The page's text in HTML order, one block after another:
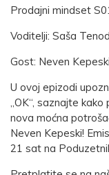
Prodajni mindset
Voditelji: Saša
Gost: Neven Kepeski
U ovoj epizodi
„OK“, saznajte
nova moćna
Neven Kepeski!
21 sat na